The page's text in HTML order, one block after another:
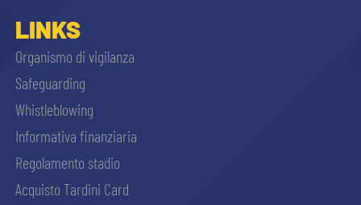
LINKS
Organismo di vigilanza
Safeguarding
Whistleblowing
Informativa finanziaria
Regolamento stadio
Acquisto Tardini Card